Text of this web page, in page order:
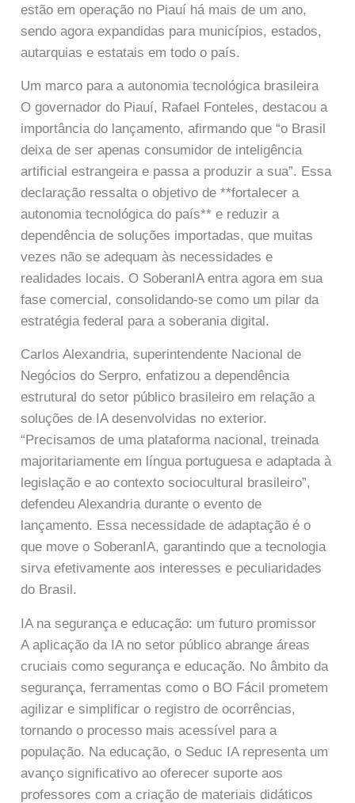
estão em operação no Piauí há mais de um ano,
sendo agora expandidas para municípios, estados,
autarquias e estatais em todo o país.
Um marco para a autonomia tecnológica brasileira
O governador do Piauí, Rafael Fonteles, destacou a
importância do lançamento, afirmando que “o Brasil
deixa de ser apenas consumidor de inteligência
artificial estrangeira e passa a produzir a sua”. Essa
declaração ressalta o objetivo de **fortalecer a
autonomia tecnológica do país** e reduzir a
dependência de soluções importadas, que muitas
vezes não se adequam às necessidades e
realidades locais. O SoberanIA entra agora em sua
fase comercial, consolidando-se como um pilar da
estratégia federal para a soberania digital.
Carlos Alexandria, superintendente Nacional de
Negócios do Serpro, enfatizou a dependência
estrutural do setor público brasileiro em relação a
soluções de IA desenvolvidas no exterior.
“Precisamos de uma plataforma nacional, treinada
majoritariamente em língua portuguesa e adaptada à
legislação e ao contexto sociocultural brasileiro”,
defendeu Alexandria durante o evento de
lançamento. Essa necessidade de adaptação é o
que move o SoberanIA, garantindo que a tecnologia
sirva efetivamente aos interesses e peculiaridades
do Brasil.
IA na segurança e educação: um futuro promissor
A aplicação da IA no setor público abrange áreas
cruciais como segurança e educação. No âmbito da
segurança, ferramentas como o BO Fácil prometem
agilizar e simplificar o registro de ocorrências,
tornando o processo mais acessível para a
população. Na educação, o Seduc IA representa um
avanço significativo ao oferecer suporte aos
professores com a criação de materiais didáticos